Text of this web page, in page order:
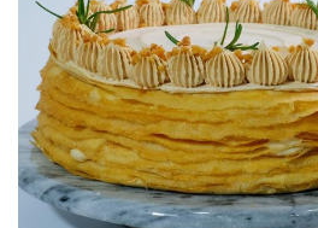
全
Our
Cakes
彌
月
專
區